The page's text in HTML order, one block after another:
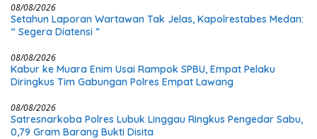
08/08/2026
Setahun Laporan Wartawan Tak Jelas, Kapolrestabes Medan:
“ Segera Diatensi ”
08/08/2026
Kabur ke Muara Enim Usai Rampok SPBU, Empat Pelaku
Diringkus Tim Gabungan Polres Empat Lawang
08/08/2026
Satresnarkoba Polres Lubuk Linggau Ringkus Pengedar Sabu,
0,79 Gram Barang Bukti Disita